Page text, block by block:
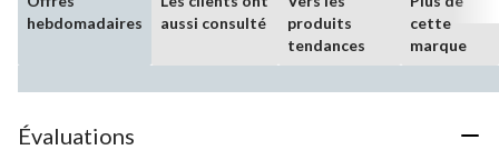
hebdomadaires
aussi consulté
produits
tendances
cette
marque
Évaluations